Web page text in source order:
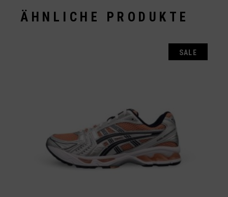
ÄHNLICHE PRODUKTE
SALE